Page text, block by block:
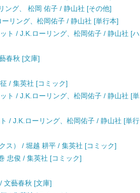
ング、 松岡 佑子 / 静山社 [その他]
リング、松岡佑子 / 静山社 [単行本]
ト / J.K.ローリング、松岡佑子 / 静山社 [ハ
春秋 [文庫]
/ 集英社 [コミック]
ト / J.K.ローリング、松岡佑子 / 静山社 [単
/ J.K.ローリング、松岡佑子 / 静山社 [単行
ス） / 堀越 耕平 / 集英社 [コミック]
忠俊 / 集英社 [コミック]
文藝春秋 [文庫]